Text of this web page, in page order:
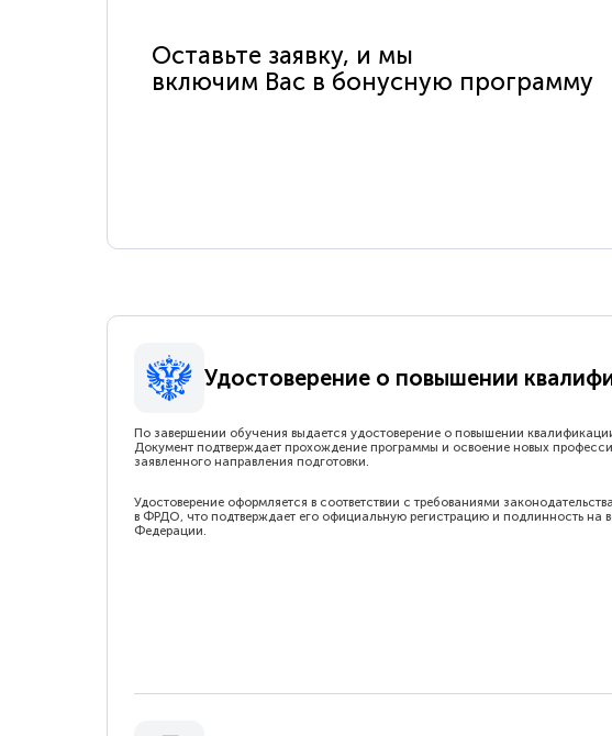
Оставьте заявку, и мы
включим Вас в бонусную программу
Удостоверение о повышении
По завершении обучения выдается удостоверение о повышении
Документ подтверждает прохождение программы и освоение новых
заявленного направления подготовки.
Удостоверение оформляется в соответствии с требованиями
в ФРДО, что подтверждает его официальную регистрацию и подлинность на
Федерации.